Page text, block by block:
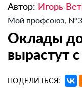
Автор: Игорь
Мой профсоюз,
Оклады
вырастут
ПОДЕЛИТЬСЯ: